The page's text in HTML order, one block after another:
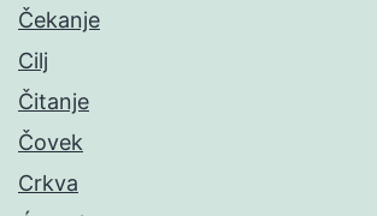
Čekanje
Cilj
Čitanje
Čovek
Crkva